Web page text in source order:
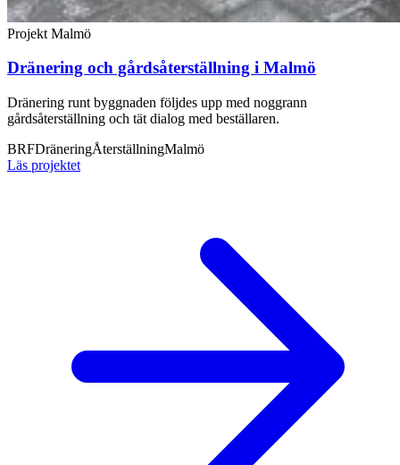
Projekt Malmö
Dränering och gårdsåterställning i Malmö
Dränering runt byggnaden följdes upp med noggrann
gårdsåterställning och tät dialog med beställaren.
BRFDräneringÅterställningMalmö
Läs projektet